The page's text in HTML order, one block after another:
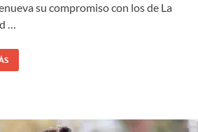
su compromiso con los de La
…